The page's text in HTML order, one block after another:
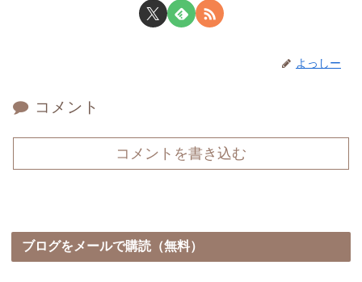
よっしー
コメント
コメントを書き込む
ブログをメールで購読（無料）